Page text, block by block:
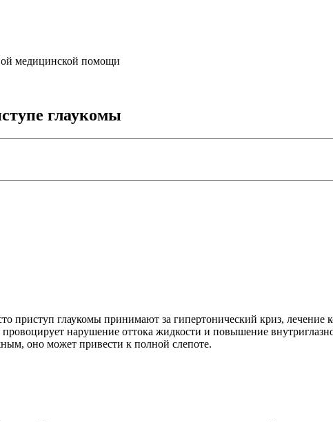
медицинской помощи
глаукомы
приступ глаукомы принимают за гипертонический криз, лечение
нарушение оттока жидкости и повышение
оно может привести к полной слепоте.